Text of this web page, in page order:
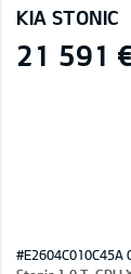
KIA STONIC
21 591
#E2604C010C45A